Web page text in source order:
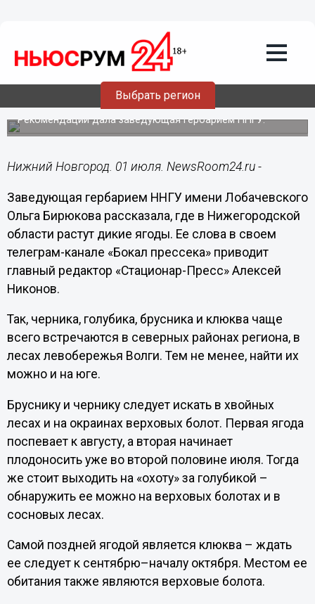
Выбрать регион
01.07.202408:00
Нижегородцам рассказали, где искать
чернику и голубику
Рекомендации дала заведующая гербарием ННГУ.
Нижний Новгород. 01 июля. NewsRoom24.ru -
Заведующая гербарием ННГУ имени Лобачевского
Ольга Бирюкова рассказала, где в Нижегородской
области растут дикие ягоды. Ее слова в своем
телеграм-канале «Бокал прессека» приводит
главный редактор «Стационар-Пресс» Алексей
Никонов.
Так, черника, голубика, брусника и клюква чаще
всего встречаются в северных районах региона, в
лесах левобережья Волги. Тем не менее, найти их
можно и на юге.
Бруснику и чернику следует искать в хвойных
лесах и на окраинах верховых болот. Первая ягода
поспевает к августу, а вторая начинает
плодоносить уже во второй половине июля. Тогда
же стоит выходить на «охоту» за голубикой –
обнаружить ее можно на верховых болотах и в
сосновых лесах.
Самой поздней ягодой является клюква – ждать
ее следует к сентябрю–началу октября. Местом ее
обитания также являются верховые болота.